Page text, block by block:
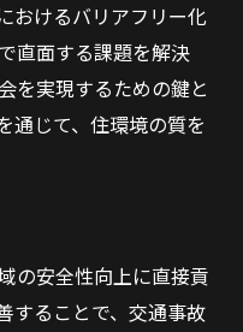
おけるバリアフリー化
直面する課題を解決
を実現するための鍵と
通じて、住環境の質を
の安全性向上に直接貢
することで、交通事故